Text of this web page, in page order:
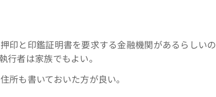
と印鑑証明書を要求する金融機関があるらしいの
行者は家族でもよい。
も書いておいた方が良い。